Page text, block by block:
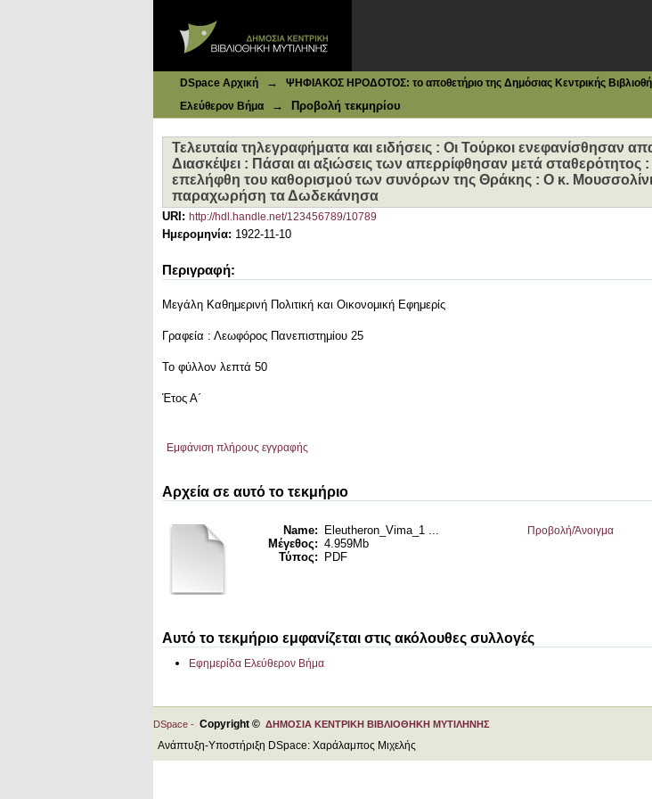
απερρίφθησαν μετά σταθερότητος : Η Επιτροπή επελήφθη του
εννοεί να παραχωρήση τα Δωδεκάνησα
DSpace Αρχική → ΨΗΦΙΑΚΟΣ ΗΡΟΔΟΤΟΣ: το αποθετήριο της Δημόσιας Κεντρικής
Ελεύθερον Βήμα
→ Προβολή τεκμηρίου
Τελευταία τηλεγραφήματα και ειδήσεις : Οι Τούρκοι ενεφανίσθησαν
Διασκέψει : Πάσαι αι αξιώσεις των απερρίφθησαν μετά σταθερότητος
επελήφθη του καθορισμού των συνόρων της Θράκης : Ο κ. Μουσσολίνι
παραχωρήση τα Δωδεκάνησα
URI: http://hdl.handle.net/123456789/10789
Ημερομηνία: 1922-11-10
Περιγραφή:
Μεγάλη Καθημερινή Πολιτική και Οικονομική Εφημερίς
Γραφεία : Λεωφόρος Πανεπιστημίου 25
Το φύλλον λεπτά 50
Έτος Α΄
Εμφάνιση πλήρους εγγραφής
Αρχεία σε αυτό το τεκμήριο
Name:
Eleutheron_Vima_1 ...
Μέγεθος: 4.959Mb
Τύπος:
PDF
Προβολή/Άνοιγμα
Αυτό το τεκμήριο εμφανίζεται στις ακόλουθες συλλογές
Εφημερίδα Ελεύθερον Βήμα
DSpace - Copyright © ΔΗΜΟΣΙΑ ΚΕΝΤΡΙΚΗ ΒΙΒΛΙΟΘΗΚΗ ΜΥΤΙΛΗΝΗΣ
Ανάπτυξη-Υποστήριξη DSpace: Χαράλαμπος Μιχελής